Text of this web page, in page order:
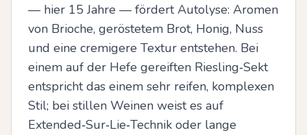
— hier 15 Jahre — fördert Autolyse: Aromen
von Brioche, geröstetem Brot, Honig, Nuss
und eine cremigere Textur entstehen. Bei
einem auf der Hefe gereiften Riesling‑Sekt
entspricht das einem sehr reifen, komplexen
Stil; bei stillen Weinen weist es auf
Extended‑Sur‑Lie‑Technik oder lange